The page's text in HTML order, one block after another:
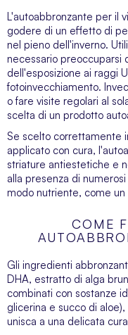
L'autoabbronzante per il
godere di un effetto di
nel pieno dell'inverno.
necessario preoccuparsi
dell'esposizione ai raggi
fotoinvecchiamento.
o fare visite regolari al
scelta di un prodotto
Se scelto correttamente
applicato con cura,
striature antiestetiche e
alla presenza di
modo nutriente, come un
COME
Gli ingredienti
DHA, estratto di alga
combinati con sostanze
glicerina e succo di
unisca a una delicata